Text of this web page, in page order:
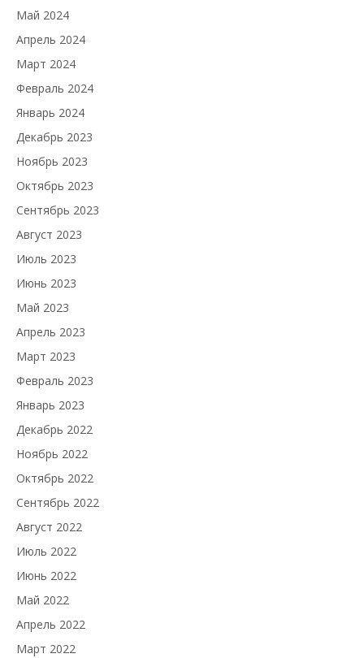
Май 2024
Апрель 2024
Март 2024
Февраль 2024
Январь 2024
Декабрь 2023
Ноябрь 2023
Октябрь 2023
Сентябрь 2023
Август 2023
Июль 2023
Июнь 2023
Май 2023
Апрель 2023
Март 2023
Февраль 2023
Январь 2023
Декабрь 2022
Ноябрь 2022
Октябрь 2022
Сентябрь 2022
Август 2022
Июль 2022
Июнь 2022
Май 2022
Апрель 2022
Март 2022